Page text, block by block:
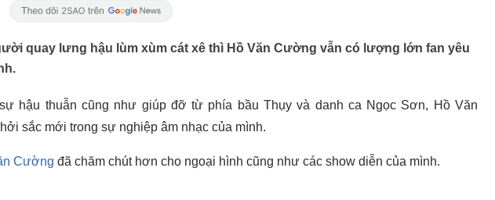
quay lưng hậu lùm xùm cát xê thì Hồ Văn Cường vẫn có lượng lớn fan yêu
hậu thuẫn cũng như giúp đỡ từ phía bầu Thụy và danh ca Ngọc Sơn, Hồ Văn
sắc mới trong sự nghiệp âm nhạc của mình.
Cường đã chăm chút hơn cho ngoại hình cũng như các show diễn của mình.